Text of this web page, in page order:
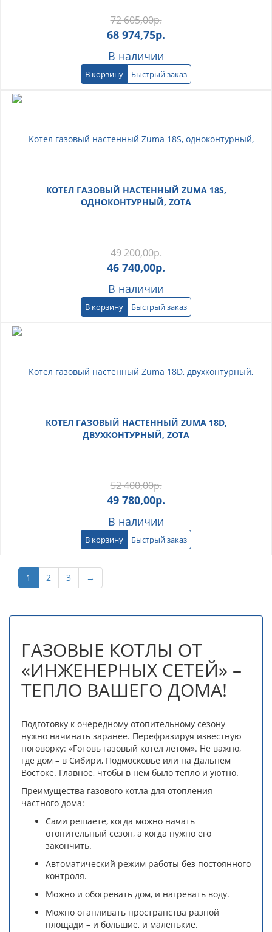
72 605,00р.
68 974,75р.
В наличии
В корзину Быстрый заказ
КОТЕЛ ГАЗОВЫЙ НАСТЕННЫЙ ZUMA 18S,
ОДНОКОНТУРНЫЙ, ZOTA
49 200,00р.
46 740,00р.
В наличии
В корзину Быстрый заказ
КОТЕЛ ГАЗОВЫЙ НАСТЕННЫЙ ZUMA 18D,
ДВУХКОНТУРНЫЙ, ZOTA
52 400,00р.
49 780,00р.
В наличии
В корзину Быстрый заказ
1 2 3 →
ГАЗОВЫЕ КОТЛЫ ОТ
«ИНЖЕНЕРНЫХ СЕТЕЙ» –
ТЕПЛО ВАШЕГО ДОМА!
Подготовку к очередному отопительному сезону
нужно начинать заранее. Перефразируя известную
поговорку: «Готовь газовый котел летом». Не важно,
где дом – в Сибири, Подмосковье или на Дальнем
Востоке. Главное, чтобы в нем было тепло и уютно.
Преимущества газового котла для отопления
частного дома:
Сами решаете, когда можно начать
отопительный сезон, а когда нужно его
закончить.
Автоматический режим работы без постоянного
контроля.
Можно и обогревать дом, и нагревать воду.
Можно отапливать пространства разной
площади – и большие, и маленькие.